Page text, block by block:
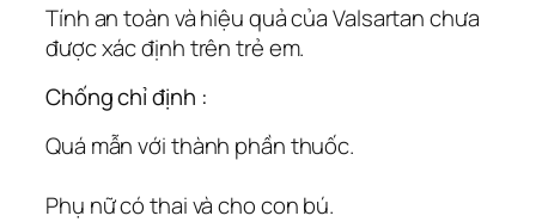
Tính an toàn và hiệu quả của Valsartan chưa
được xác định trên trẻ em.
Chống chỉ định :
Quá mẫn với thành phần thuốc.
Phụ nữ có thai và cho con bú.